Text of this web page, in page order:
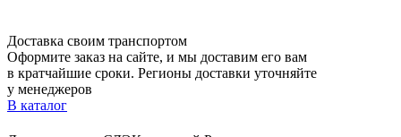
Доставка своим транспортом
Оформите заказ на сайте, и мы доставим его вам
в кратчайшие сроки. Регионы доставки уточняйте
у менеджеров
В каталог